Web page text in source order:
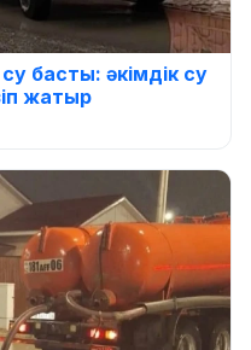
басты: әкімдік су
жатыр